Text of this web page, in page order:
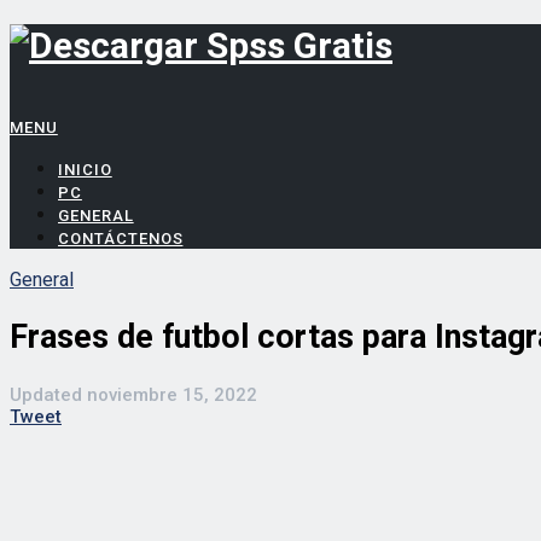
MENU
INICIO
PC
GENERAL
CONTÁCTENOS
General
Frases de futbol cortas para
Updated noviembre 15, 2022
Tweet